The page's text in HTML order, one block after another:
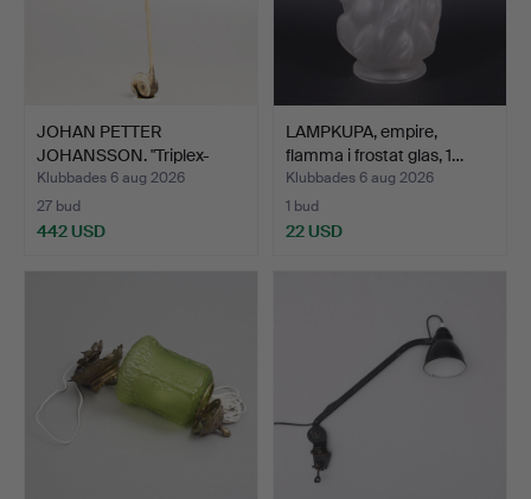
JOHAN PETTER
JOHANSSON. "Triplex-
pendel", …
Klubbades 6 aug 2026
27 bud
442 USD
LAMPKUPA, empire,
flamma i frostat glas, 1…
Klubbades 6 aug 2026
1 bud
22 USD